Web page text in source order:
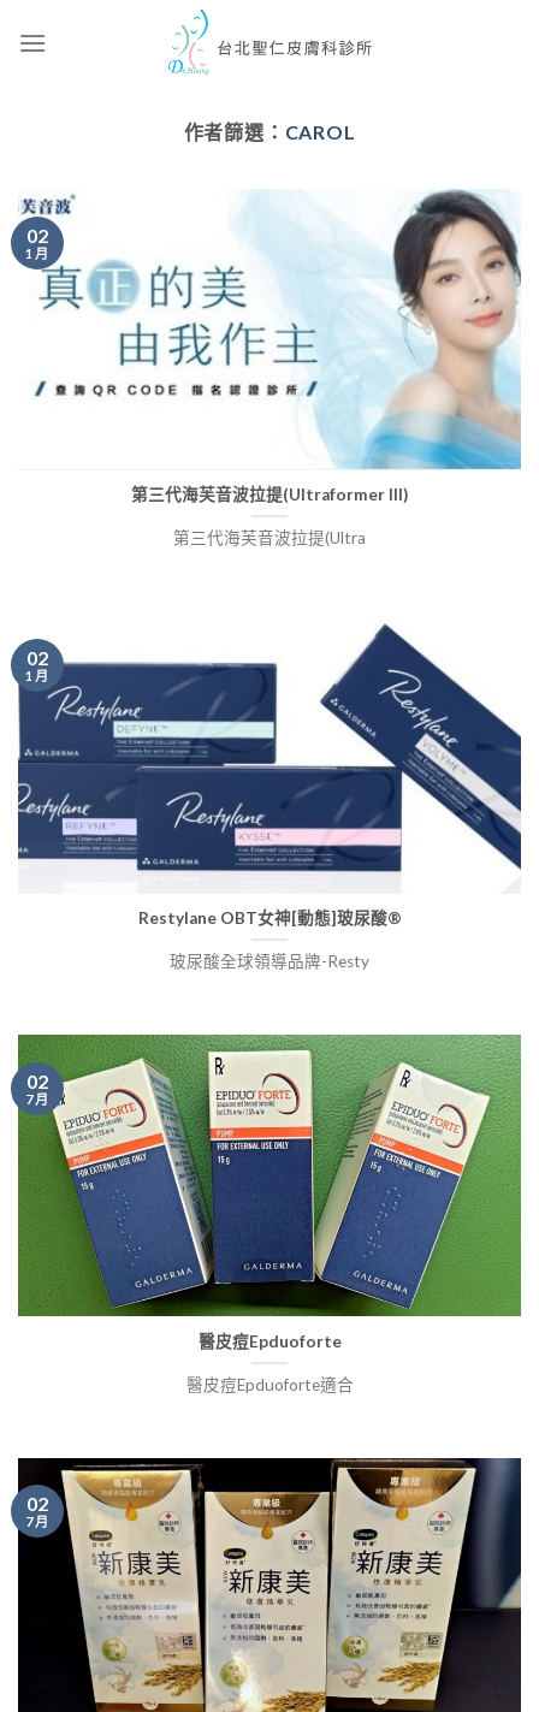
作者篩選： CAROL
第三代海芙音波拉提(Ultraformer III)
第三代海芙音波拉提(Ultra
02
1 月
Restylane OBT女神[動態]玻尿酸®
玻尿酸全球領導品牌-Resty
02
1 月
醫皮痘Epduoforte
醫皮痘Epduoforte適合
02
7 月
02
7 月